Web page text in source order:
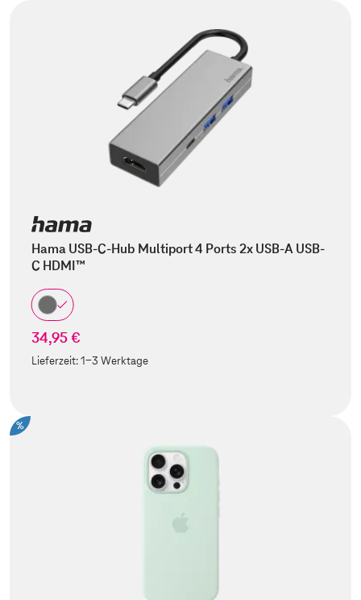
Hama USB-C-Hub Multiport 4 Ports 2x USB-A USB-
C HDMI™
34,95 €
Lieferzeit:1-3 Werktage
%